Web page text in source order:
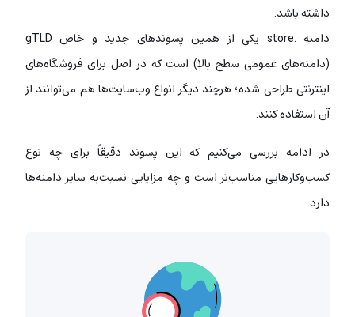
داشته باشد.
دامنه .store یکی از همین پسوندهای جدید و خاص gTLD
(دامنه‌های عمومی سطح بالا) است که در اصل برای فروشگاه‌های
اینترنتی طراحی شده؛ هرچند دیگر انواع وب‌سایت‌ها هم می‌توانند از
آن استفاده کنند.
در ادامه بررسی می‌کنیم که این پسوند دقیقاً برای چه نوع
کسب‌وکارهایی مناسب‌تر است و چه مزایایی نسبت‌به سایر دامنه‌ها
دارد.